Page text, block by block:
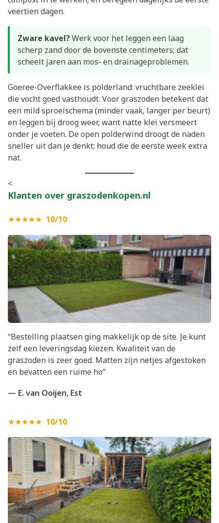
veertien dagen.
Zware kavel?Werk voor het leggen een laag
scherp zand door de bovenste centimeters; dat
scheelt jaren aan mos- en drainageproblemen.
Goeree-Overflakkee is polderland: vruchtbare zeeklei
die vocht goed vasthoudt. Voor graszoden betekent dat
een mild sproeischema (minder vaak, langer per beurt)
en leggen bij droog weer, want natte klei versmeert
onder je voeten. De open polderwind droogt de naden
sneller uit dan je denkt; houd die de eerste week extra
nat.
<
Klanten over graszodenkopen.nl
★★★★★ 10/10
“Bestelling plaatsen ging makkelijk op de site. Je kunt
zelf een leveringsdag kiezen. Kwaliteit van de
graszoden is zeer goed. Matten zijn netjes afgestoken
en bevatten een ruime ho”
— E. van Ooijen, Est
★★★★★ 10/10